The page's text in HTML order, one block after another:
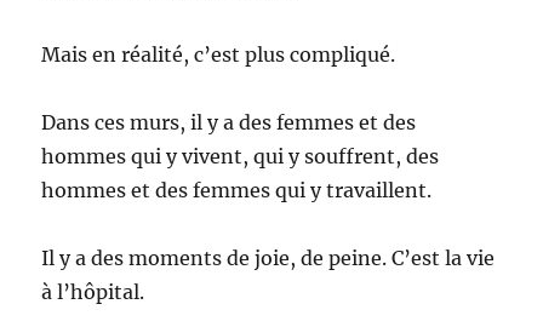
Mais en réalité, c’est plus compliqué.
Dans ces murs, il y a des femmes et des
hommes qui y vivent, qui y souffrent, des
hommes et des femmes qui y travaillent.
Il y a des moments de joie, de peine. C’est la vie
à l’hôpital.